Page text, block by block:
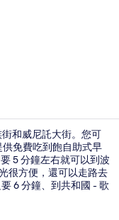
和威尼託大街。您可
免費吃到飽自助式早
5 分鐘左右就可以到波
很方便，還可以走路去
6 分鐘、到共和國 - 歌